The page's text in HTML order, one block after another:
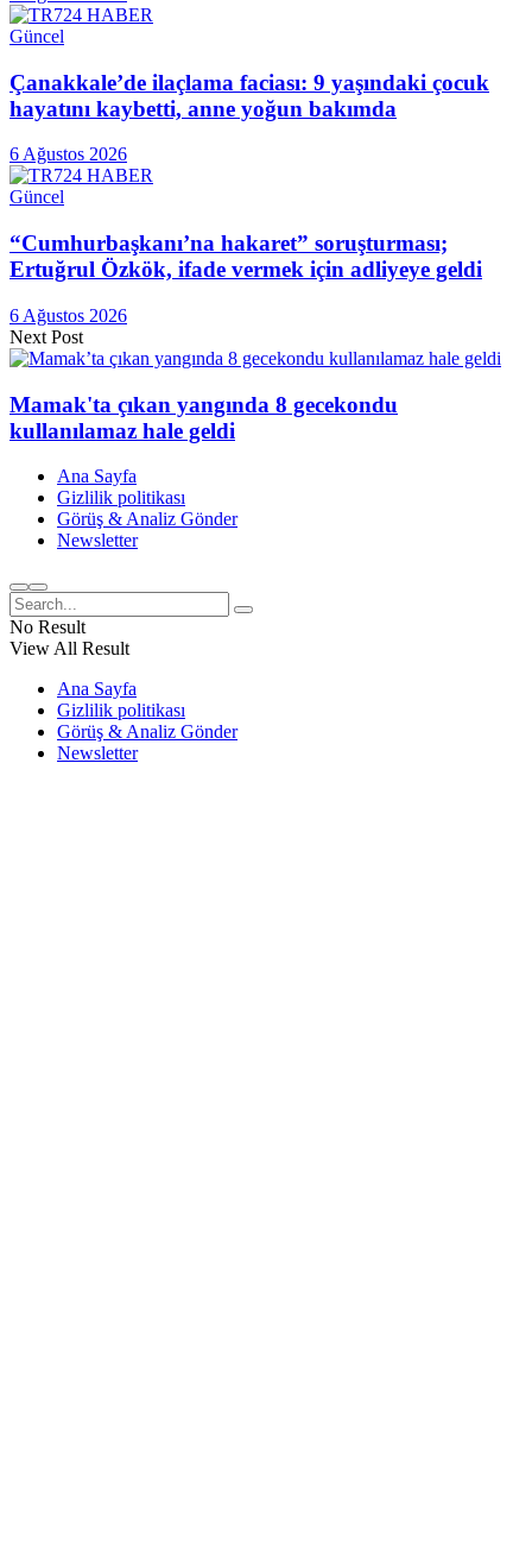
Güncel
Çanakkale’de ilaçlama faciası: 9 yaşındaki çocuk
hayatını kaybetti, anne yoğun bakımda
6 Ağustos 2026
Güncel
“Cumhurbaşkanı’na hakaret” soruşturması;
Ertuğrul Özkök, ifade vermek için adliyeye geldi
6 Ağustos 2026
Next Post
Mamak'ta çıkan yangında 8 gecekondu
kullanılamaz hale geldi
Ana Sayfa
Gizlilik politikası
Görüş & Analiz Gönder
Newsletter
No Result
View All Result
Ana Sayfa
Gizlilik politikası
Görüş & Analiz Gönder
Newsletter